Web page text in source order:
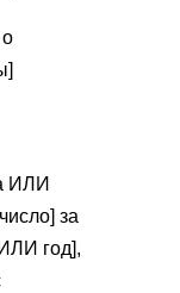
ИЛИ
за
год],